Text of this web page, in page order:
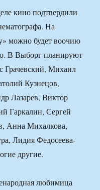
кино подтвердили
На
можно будет воочию
В Выборг планируют
Грачевский, Михаил
Кузнецов,
Лазарев, Виктор
Гаркалин, Сергей
Анна Михалкова,
Лидия Федосеева-
другие.
любимица